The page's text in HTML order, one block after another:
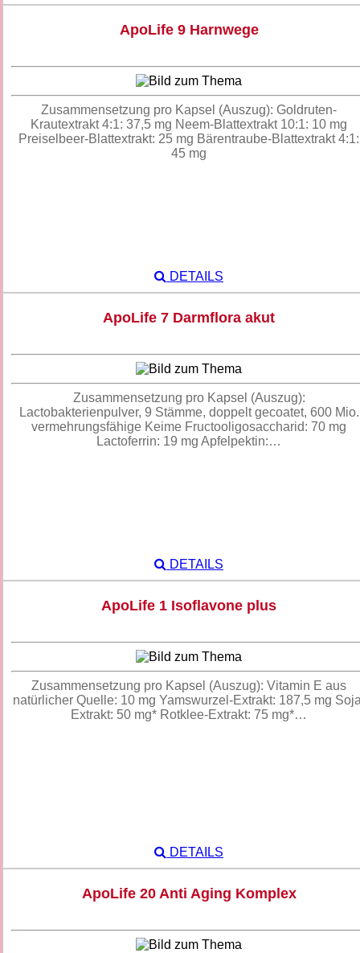
ApoLife 9 Harnwege
Zusammensetzung pro Kapsel (Auszug): Goldruten-
Krautextrakt 4:1: 37,5 mg Neem-Blattextrakt 10:1: 10 mg
Preiselbeer-Blattextrakt: 25 mg Bärentraube-Blattextrakt 4:1:
45 mg
DETAILS
ApoLife 7 Darmflora akut
Zusammensetzung pro Kapsel (Auszug):
Lactobakterienpulver, 9 Stämme, doppelt gecoatet, 600 Mio.
vermehrungsfähige Keime Fructooligosaccharid: 70 mg
Lactoferrin: 19 mg Apfelpektin:…
DETAILS
ApoLife 1 Isoflavone plus
Zusammensetzung pro Kapsel (Auszug): Vitamin E aus
natürlicher Quelle: 10 mg Yamswurzel-Extrakt: 187,5 mg
Extrakt: 50 mg* Rotklee-Extrakt: 75 mg*…
DETAILS
ApoLife 20 Anti Aging Komplex